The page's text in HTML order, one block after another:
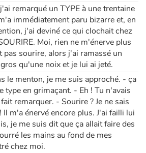
remarqué un TYPE à une trentaine
immédiatement paru bizarre et, en
j'ai deviné ce qui clochait chez
Moi, rien ne m'énerve plus
pas sourire, alors j'ai ramassé un
qu'une noix et je lui ai jeté.
le menton, je me suis approché. - ça
type en grimaçant. - Eh ! Tu n'avais
remarquer. - Sourire ? Je ne sais
Il m'a énervé encore plus. J'ai failli lui
je me suis dit que ça allait faire des
les mains au fond de mes
chez moi.